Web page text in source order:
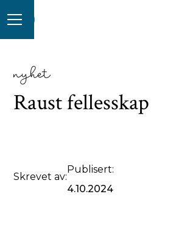
nyhet
Raust fellesskap
Skrevet av:
Publisert:
4.10.2024